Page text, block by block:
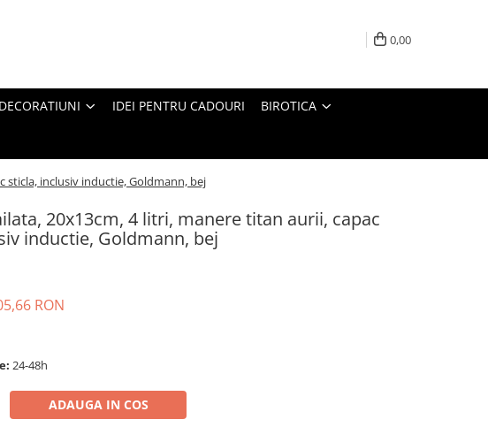
0,00
IDEI PENTRU CADOURI BIROTICA
sticla, inclusiv inductie, Goldmann, bej
20x13cm, 4 litri, manere titan aurii, capac
inductie, Goldmann, bej
RON
24-48h
ADAUGA IN COS